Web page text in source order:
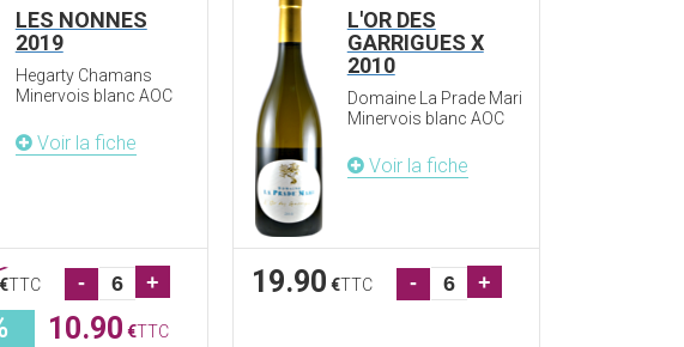
LES NONNES
2019
Hegarty Chamans
Minervois blanc AOC
Voir la fiche
€TTC - +
10.90 €TTC
L'OR DES
GARRIGUES X
2010
Domaine La Prade Mari
Minervois blanc AOC
Voir la fiche
19.90 €TTC - +